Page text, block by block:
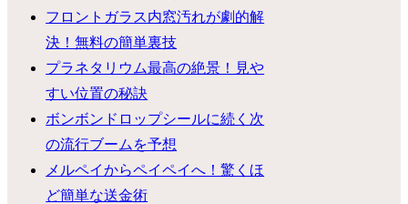
フロントガラス内窓汚れが劇的解
決！無料の簡単裏技
プラネタリウム最高の絶景！見や
すい位置の秘訣
ボンボンドロップシールに続く次
の流行ブームを予想
メルペイからペイペイへ！驚くほ
ど簡単な送金術